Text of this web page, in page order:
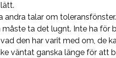
andra talar om
måste ta det lugnt. Inte ha för
den har varit med om, de
väntat ganska länge för att